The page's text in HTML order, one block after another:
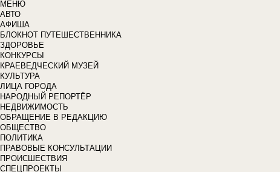
МЕНЮ
АВТО
АФИША
БЛОКНОТ ПУТЕШЕСТВЕННИКА
ЗДОРОВЬЕ
КОНКУРСЫ
КРАЕВЕДЧЕСКИЙ МУЗЕЙ
КУЛЬТУРА
ЛИЦА ГОРОДА
НАРОДНЫЙ РЕПОРТЁР
НЕДВИЖИМОСТЬ
ОБРАЩЕНИЕ В РЕДАКЦИЮ
ОБЩЕСТВО
ПОЛИТИКА
ПРАВОВЫЕ КОНСУЛЬТАЦИИ
ПРОИСШЕСТВИЯ
СПЕЦПРОЕКТЫ